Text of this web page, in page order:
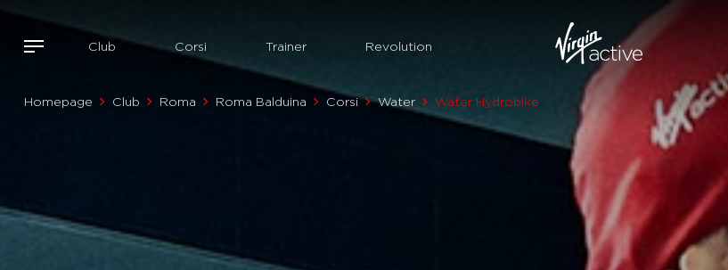
Club Corsi Trainer Revolution
Homepage Club Roma Roma Balduina Corsi Water Water Hydrobike